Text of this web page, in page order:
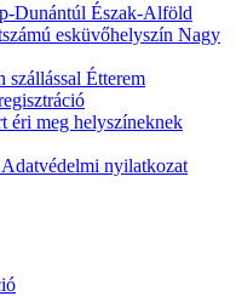
Dunántúl Észak-Alföld
esküvőhelyszín Nagy
szállással Étterem
éri meg helyszíneknek
Adatvédelmi nyilatkozat